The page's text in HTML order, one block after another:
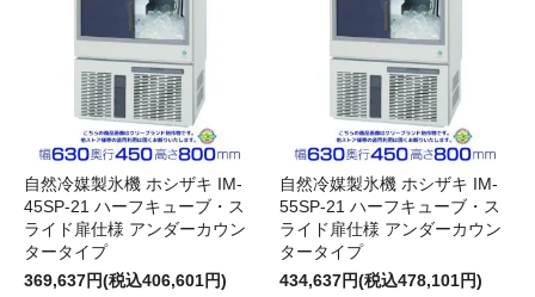
自然冷媒製氷機 ホシザキ IM-
45SP-21 ハーフキューブ・ス
ライド扉仕様 アンダーカウン
タータイプ
369,637円(税込406,601円)
自然冷媒製氷機 ホシザキ IM-
55SP-21 ハーフキューブ・ス
ライド扉仕様 アンダーカウン
タータイプ
434,637円(税込478,101円)